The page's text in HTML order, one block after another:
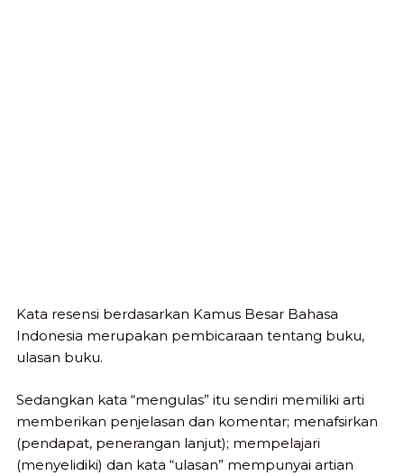
Kata resensi berdasarkan Kamus Besar Bahasa
Indonesia merupakan pembicaraan tentang buku,
ulasan buku.
Sedangkan kata “mengulas” itu sendiri memiliki arti
memberikan penjelasan dan komentar; menafsirkan
(pendapat, penerangan lanjut); mempelajari
(menyelidiki) dan kata “ulasan” mempunyai artian